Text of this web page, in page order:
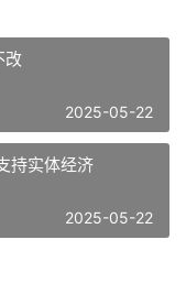
改
2025-05-22
持实体经济
2025-05-22